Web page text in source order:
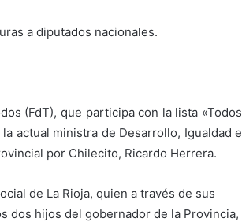
a diputados nacionales.
(FdT), que participa con la lista «Todos
actual ministra de Desarrollo, Igualdad e
por Chilecito, Ricardo Herrera.
de La Rioja, quien a través de sus
dos hijos del gobernador de la Provincia,